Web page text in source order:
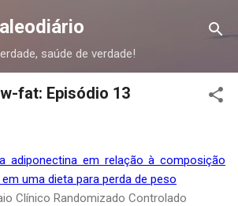
para o conteúdo principal
saúde de verdade!
fat: Episódio 13
adiponectina em relação à composição
uma dieta para perda de peso
Clínico Randomizado Controlado